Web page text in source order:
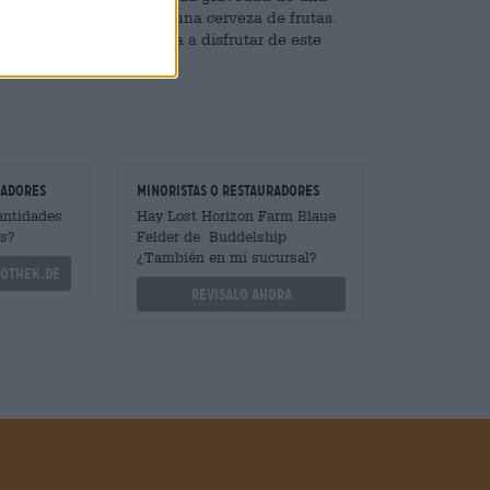
ligereza veraniega de una cerveza de frutas.
de capacidad invita a disfrutar de este
minoristas o restauradores
Hay Lost Horizon Farm Blaue
Felder de Buddelship
¿También en mi sucursal?
Revisalo ahora